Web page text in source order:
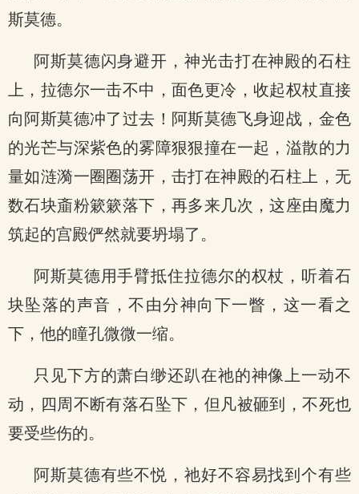
斯莫德。
阿斯莫德闪身避开，神光击打在神殿的石柱
上，拉德尔一击不中，面色更冷，收起权杖直接
向阿斯莫德冲了过去！阿斯莫德飞身迎战，金色
的光芒与深紫色的雾障狠狠撞在一起，溢散的力
量如涟漪一圈圈荡开，击打在神殿的石柱上，无
数石块齑粉簌簌落下，再多来几次，这座由魔力
筑起的宫殿俨然就要坍塌了。
阿斯莫德用手臂抵住拉德尔的权杖，听着石
块坠落的声音，不由分神向下一瞥，这一看之
下，他的瞳孔微微一缩。
只见下方的萧白缈还趴在祂的神像上一动不
动，四周不断有落石坠下，但凡被砸到，不死也
要受些伤的。
阿斯莫德有些不悦，祂好不容易找到个有些